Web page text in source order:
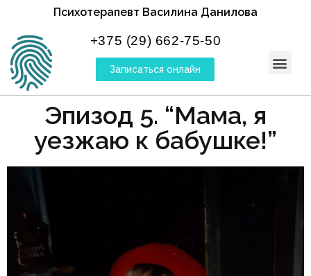
Психотерапевт Василина Данилова
+375 (29) 662-75-50
Записаться онлайн
Эпизод 5. “Мама, я
уезжаю к бабушке!”